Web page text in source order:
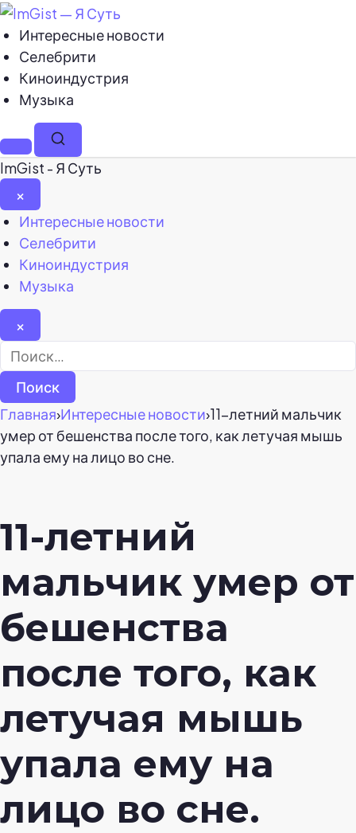
Интересные новости
Селебрити
Киноиндустрия
Музыка
МенюПоиск
ImGist - Я Суть
×
Закрыть
меню
Интересные новости
Селебрити
Киноиндустрия
Музыка
×
Найти:
Главная›Интересные новости›11-летний мальчик
умер от бешенства после того, как летучая мышь
упала ему на лицо во сне.
11-летний
мальчик умер от
бешенства
после того, как
летучая мышь
упала ему на
лицо во сне.